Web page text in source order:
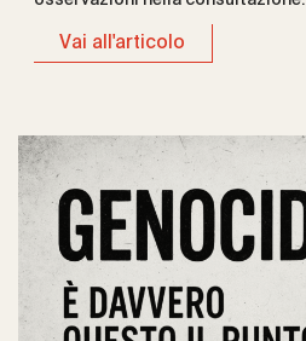
Vai all'articolo